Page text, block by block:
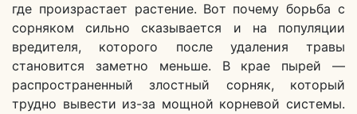
где произрастает растение. Вот почему борьба с
сорняком сильно сказывается и на популяции
вредителя, которого после удаления травы
становится заметно меньше. В крае пырей —
распространенный злостный сорняк, который
трудно вывести из-за мощной корневой системы.